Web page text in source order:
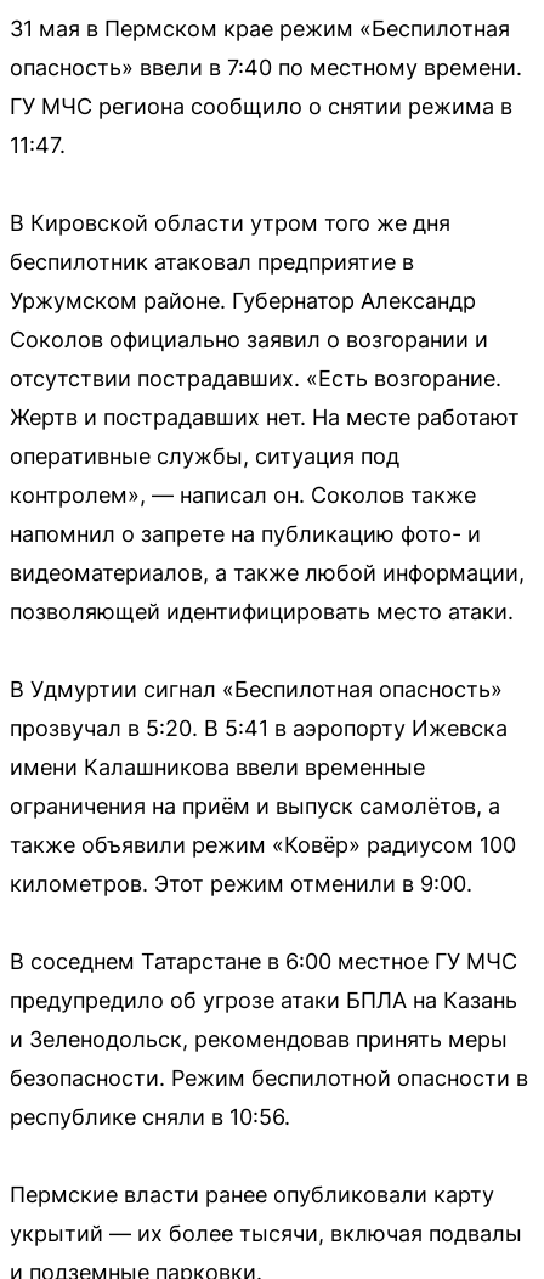
31 мая в Пермском крае режим «Беспилотная
опасность» ввели в 7:40 по местному времени.
ГУ МЧС региона сообщило о снятии режима в
11:47.
В Кировской области утром того же дня
беспилотник атаковал предприятие в
Уржумском районе. Губернатор Александр
Соколов официально заявил о возгорании и
отсутствии пострадавших. «Есть возгорание.
Жертв и пострадавших нет. На месте работают
оперативные службы, ситуация под
контролем», — написал он. Соколов также
напомнил о запрете на публикацию фото- и
видеоматериалов, а также любой информации,
позволяющей идентифицировать место атаки.
В Удмуртии сигнал «Беспилотная опасность»
прозвучал в 5:20. В 5:41 в аэропорту Ижевска
имени Калашникова ввели временные
ограничения на приём и выпуск самолётов, а
также объявили режим «Ковёр» радиусом 100
километров. Этот режим отменили в 9:00.
В соседнем Татарстане в 6:00 местное ГУ МЧС
предупредило об угрозе атаки БПЛА на Казань
и Зеленодольск, рекомендовав принять меры
безопасности. Режим беспилотной опасности в
республике сняли в 10:56.
Пермские власти ранее опубликовали карту
укрытий — их более тысячи, включая подвалы
и подземные парковки.